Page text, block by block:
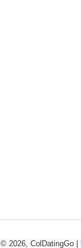
© 2026, ColDatingGo |